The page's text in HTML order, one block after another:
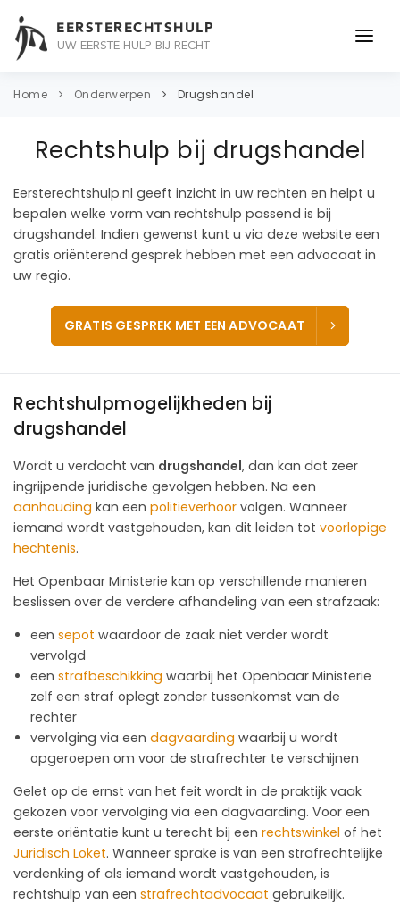
EERSTERECHTSHULP
UW EERSTE HULP BIJ RECHT
ONDERWERPEN
OVER ONS
CONTACT
Home Onderwerpen Drugshandel
Rechtshulp bij drugshandel
Eersterechtshulp.nl geeft inzicht in uw rechten en helpt u
bepalen welke vorm van rechtshulp passend is bij
drugshandel. Indien gewenst kunt u via deze website een
gratis oriënterend gesprek hebben met een advocaat in
uw regio.
GRATIS GESPREK MET EEN ADVOCAAT
Rechtshulpmogelijkheden bij
drugshandel
Wordt u verdacht van drugshandel, dan kan dat zeer
ingrijpende juridische gevolgen hebben. Na een
aanhouding kan een politieverhoor volgen. Wanneer
iemand wordt vastgehouden, kan dit leiden tot voorlopige
hechtenis.
Het Openbaar Ministerie kan op verschillende manieren
beslissen over de verdere afhandeling van een strafzaak:
een sepot waardoor de zaak niet verder wordt
vervolgd
een strafbeschikking waarbij het Openbaar Ministerie
zelf een straf oplegt zonder tussenkomst van de
rechter
vervolging via een dagvaarding waarbij u wordt
opgeroepen om voor de strafrechter te verschijnen
Gelet op de ernst van het feit wordt in de praktijk vaak
gekozen voor vervolging via een dagvaarding. Voor een
eerste oriëntatie kunt u terecht bij een rechtswinkel of het
Juridisch Loket. Wanneer sprake is van een strafrechtelijke
verdenking of als iemand wordt vastgehouden, is
rechtshulp van een strafrechtadvocaat gebruikelijk.